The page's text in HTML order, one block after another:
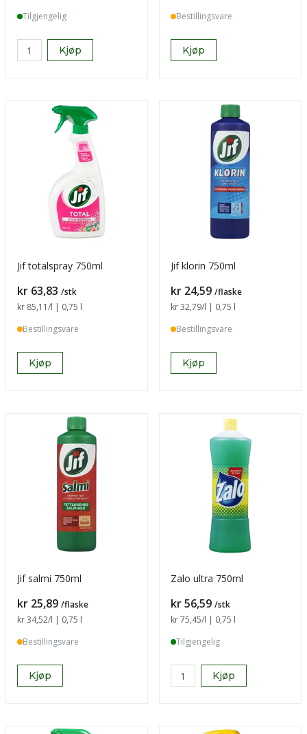
Tilgjengelig
Kjøp
Bestillingsvare
Kjøp
Jif totalspray 750ml
Pris
kr 63,83 /stk
Sammenligning pris
kr 85,11/l | 0,75 l
Bestillingsvare
Kjøp
Jif klorin 750ml
Pris
kr 24,59 /flaske
Sammenligning pris
kr 32,79/l | 0,75 l
Bestillingsvare
Kjøp
Jif salmi 750ml
Pris
kr 25,89 /flaske
Sammenligning pris
kr 34,52/l | 0,75 l
Bestillingsvare
Kjøp
Zalo ultra 750ml
Pris
kr 56,59 /stk
Sammenligning pris
kr 75,45/l | 0,75 l
Tilgjengelig
Kjøp